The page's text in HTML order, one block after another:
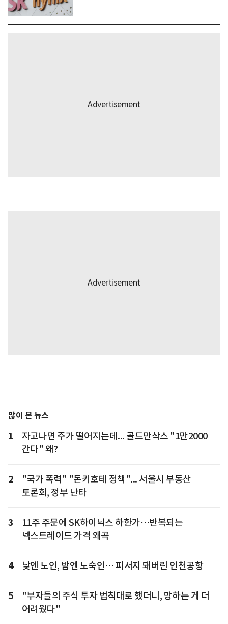
많이 본 뉴스
1
자고나면 주가 떨어지는데... 골드만삭스 "1만2000
간다" 왜?
2
"국가 폭력" "돈키호테 정책"... 서울시 부동산
토론회, 정부 난타
3
11주 주문에 SK하이닉스 하한가…반복되는
넥스트레이드 가격 왜곡
4 낮엔 노인, 밤엔 노숙인… 피서지 돼버린 인천공항
5
"부자들의 주식 투자 법칙대로 했더니, 망하는 게 더
어려웠다"